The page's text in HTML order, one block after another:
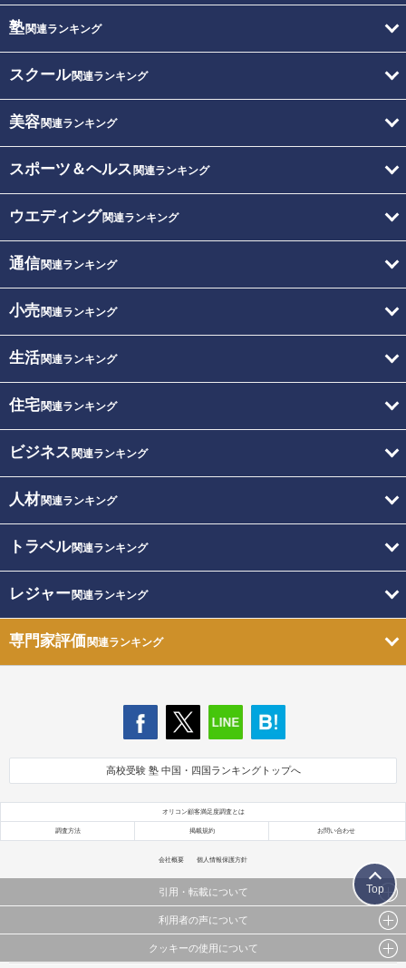
塾関連ランキング
スクール関連ランキング
美容関連ランキング
スポーツ＆ヘルス 関連ランキング
ウエディング関連ランキング
通信関連ランキング
小売関連ランキング
生活関連ランキング
住宅関連ランキング
ビジネス 関連ランキング
人材関連ランキング
トラベル関連ランキング
レジャー関連ランキング
専門家評価関連ランキング
高校受験 塾 中国・四国ランキングトップへ
オリコン顧客満足度調査とは
調査方法 掲載規約 お問い合わせ
会社概要 個人情報保護方針
引用・転載について
当サイトで公開されている情報（文字、写真、イラスト、画像データ等）及びこれらの配置・
これらの情報を権利者の許可なく無断転載・複製などの二次利用を行うことは固く禁じており
利用者の声について
当サイトに掲載している内容はすべてサービスの利用者が提出された見解・感想です。
クッキーの使用について
Top